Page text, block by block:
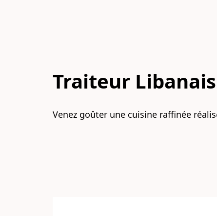
Traiteur
Venez goûter une cuisine raffinée